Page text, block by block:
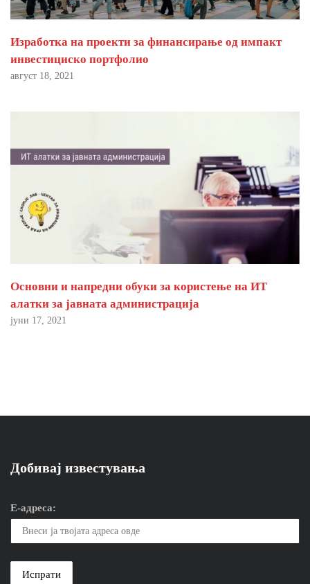
Изработка на проекти за финансирање од импакт
инвестициско портфолио
август 18, 2021
Основни и напредни обуки за користење на ИТ
алатки за јавната администрација
јуни 17, 2021
Добивај известувања
Е-адреса: